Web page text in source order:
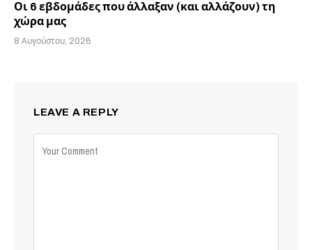
Οι 6 εβδομάδες που άλλαξαν (και αλλάζουν) τη
χώρα μας
8 Αυγούστου, 2026
LEAVE A REPLY